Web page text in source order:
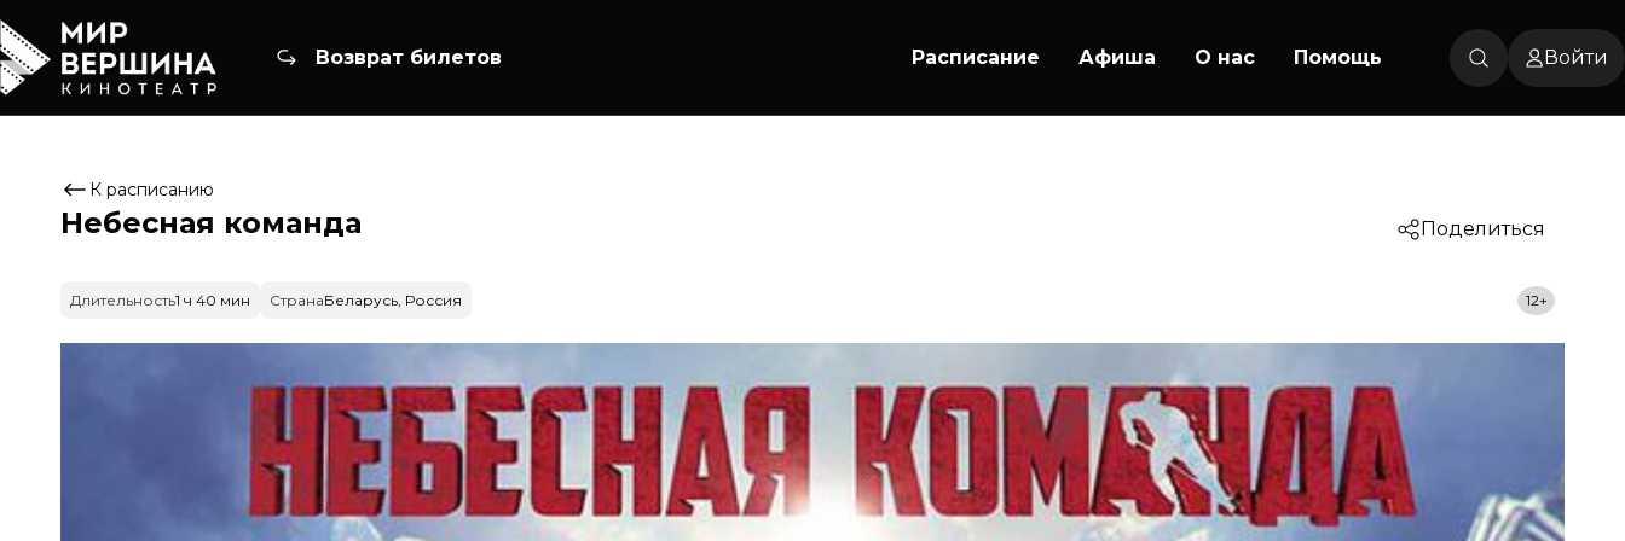
Возврат билетов Расписание Афиша О нас Помощь Войти
К расписанию
Небесная команда Поделиться
Длительность1 ч 40 мин СтранаБеларусь, Россия 12+